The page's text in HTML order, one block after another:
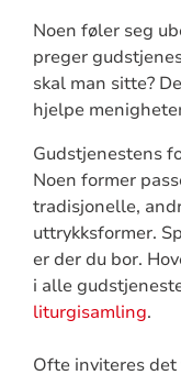
Noen føler seg
preger
skal man sitte?
hjelpe
Gudstjenestens
Noen former
tradisjonelle,
uttrykksformer.
er der du bor.
i alle
liturgisamling.
Ofte inviteres